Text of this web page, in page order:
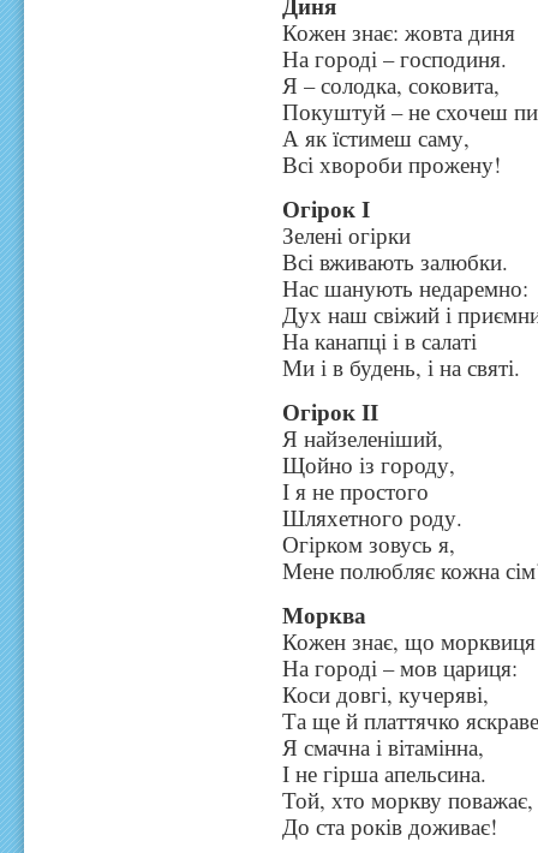
Кожен знає: жовта диня
На городі – господиня.
Я – солодка, соковита,
Покуштуй – не схочеш
А як їстимеш саму,
Всі хвороби прожену!
Огірок І
Зелені огірки
Всі вживають залюбки.
Нас шанують недаремно:
Дух наш свіжий і
На канапці і в салаті
Ми і в будень, і на святі.
Огірок ІІ
Я найзеленіший,
Щойно із городу,
І я не простого
Шляхетного роду.
Огірком зовусь я,
Мене полюбляє кожна
Морква
Кожен знає, що морквиця
На городі – мов цариця:
Коси довгі, кучеряві,
Та ще й платтячко
Я смачна і вітамінна,
І не гірша апельсина.
Той, хто моркву поважає,
До ста років доживає!